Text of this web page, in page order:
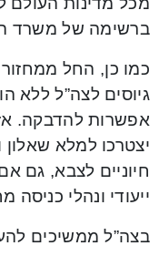
ברשימה של משרד
גיוסים לצה”ל ללא
אפשרות להדבקה.
יצטרכו למלא
חיוניים לצבא, גם
ייעודי ונהלי כניסה
בצה”ל ממשיכים